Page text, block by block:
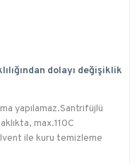
dolayı değişiklik
yapılamaz.Santrifüjlü
max.110C
ile kuru temizleme